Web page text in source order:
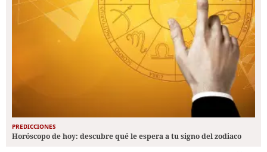
PREDICCIONES
Horóscopo de hoy: descubre qué le espera a tu signo del zodiaco